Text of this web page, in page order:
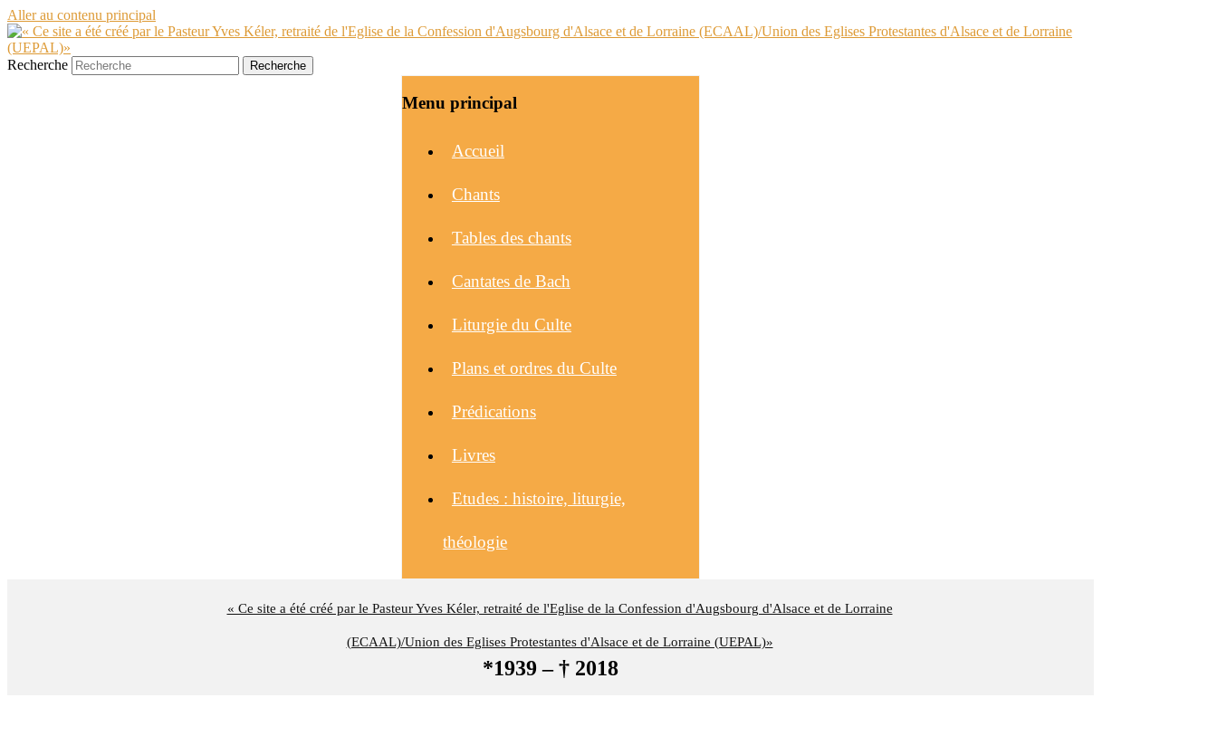
Aller au contenu principal
« Ce site a été créé par le Pasteur Yves Kéler, retraité de l'Eglise de la Confession d'Augsbourg d'Alsace et de Lorraine
(ECAAL)/Union des Eglises Protestantes d'Alsace et de Lorraine (UEPAL)»
*1939 – † 2018
Recherche
Menu principal
Accueil
Chants
Tables des chants
Cantates de Bach
Liturgie du Culte
Plans et ordres du Culte
Prédications
Livres
Etudes : histoire, liturgie,
théologie